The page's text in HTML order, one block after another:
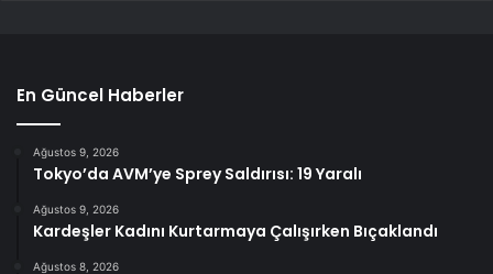
En Güncel Haberler
Ağustos 9, 2026
Tokyo’da AVM’ye Sprey Saldırısı: 19 Yaralı
Ağustos 9, 2026
Kardeşler Kadını Kurtarmaya Çalışırken Bıçaklandı
Ağustos 8, 2026